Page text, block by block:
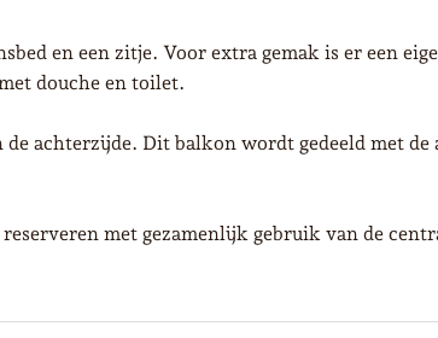
en een zitje. Voor extra gemak is er een
douche en toilet.
achterzijde. Dit balkon wordt gedeeld met
met gezamenlijk gebruik van de